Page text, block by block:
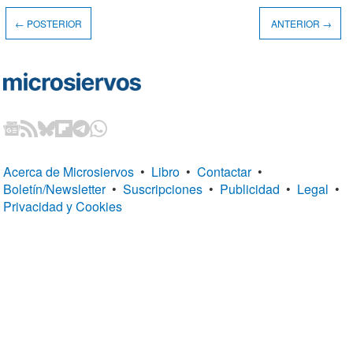
← POSTERIOR ANTERIOR →
Acerca de Microsiervos • Libro • Contactar •
Boletín/Newsletter • Suscripciones • Publicidad • Legal •
Privacidad y Cookies